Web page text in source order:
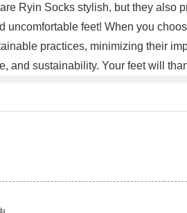
Ryin Socks stylish, but they
uncomfortable feet! When you
practices, minimizing their
and sustainability. Your feet will